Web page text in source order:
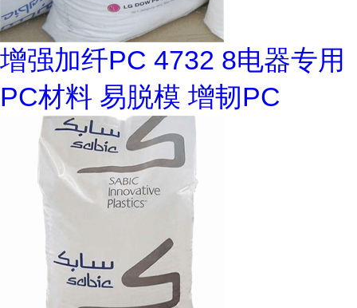
增强加纤PC 4732 8电器专用
PC材料 易脱模 增韧PC